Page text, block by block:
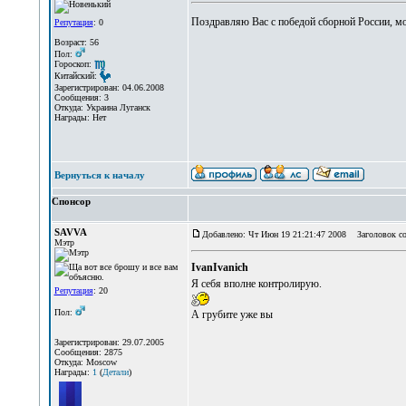
Репутация: 0
Возраст: 56
Пол:
Гороскоп:
Китайский:
Зарегистрирован: 04.06.2008
Сообщения: 3
Откуда: Украина Луганск
Награды: Нет
Поздравляю Вас с победой сборной России,
Вернуться к началу
Спонсор
SAVVA
Мэтр
Репутация: 20
Пол:
Зарегистрирован: 29.07.2005
Сообщения: 2875
Откуда: Moscow
Награды: 1 (Детали)
Добавлено: Чт Июн 19 21:21:47 2008 Заголовок
IvanIvanich
Я себя вполне контролирую.
А грубите уже вы